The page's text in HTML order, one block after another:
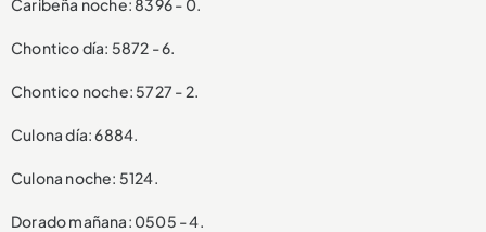
Caribeña noche: 8396 - 0.
Chontico día: 5872 - 6.
Chontico noche: 5727 - 2.
Culona día: 6884.
Culona noche: 5124.
Dorado mañana: 0505 - 4.